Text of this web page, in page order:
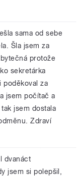
sama od sebe
Šla jsem za
protože
sekretárka
poděkoval za
jsem počítač a
jsem dostala
Zdraví
dvanáct
jsem si polepšil,